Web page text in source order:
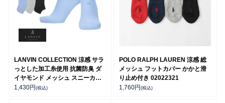
LANVIN COLLECTION 涼感 サラ
っとした加工糸使用 抗菌防臭 ダ
イヤモンド メッシュ スニーカー
丈 カジュアル ソックス メンズ 日
1,430円 (税込)
POLO RALPH LAUREN 涼感 総
メッシュ フットカバー かかと滑
り止め付き 02022321
1,760円 (税込)